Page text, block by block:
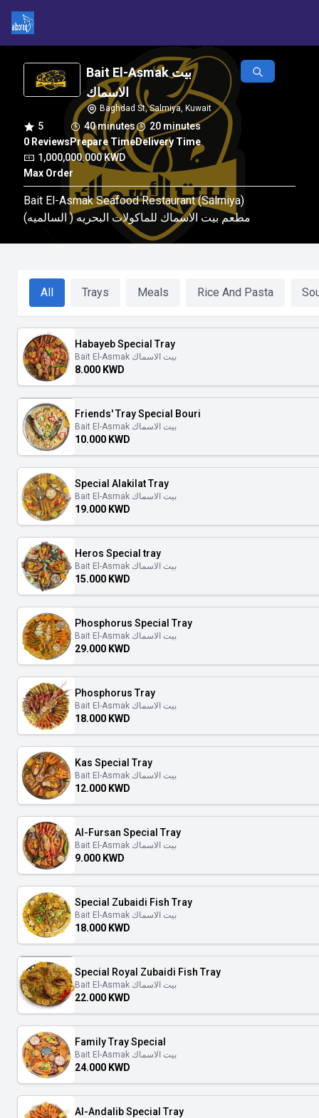
Bait El-Asmak بيت
الاسماك
Baghdad St, Salmiya, Kuwait
5
0 Reviews
40 minutes
Prepare Time
20 minutes
Delivery Time
1,000,000.000 KWD
Max Order
Bait El-Asmak Seafood Restaurant (Salmiya)
All Trays Meals Rice And Pasta
Habayeb Special Tray
Bait El-Asmak بيت الاسماك
8.000 KWD
Friends' Tray Special Bouri
Bait El-Asmak بيت الاسماك
10.000 KWD
Special Alakilat Tray
Bait El-Asmak بيت الاسماك
19.000 KWD
Heros Special tray
Bait El-Asmak بيت الاسماك
15.000 KWD
Phosphorus Special Tray
Bait El-Asmak بيت الاسماك
29.000 KWD
Phosphorus Tray
Bait El-Asmak بيت الاسماك
18.000 KWD
Kas Special Tray
Bait El-Asmak بيت الاسماك
12.000 KWD
Al-Fursan Special Tray
Bait El-Asmak بيت الاسماك
9.000 KWD
Special Zubaidi Fish Tray
Bait El-Asmak بيت الاسماك
18.000 KWD
Special Royal Zubaidi Fish Tray
Bait El-Asmak بيت الاسماك
22.000 KWD
Family Tray Special
Bait El-Asmak بيت الاسماك
24.000 KWD
Al-Andalib Special Tray